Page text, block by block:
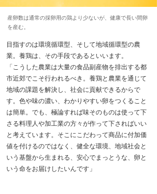
産卵数は通常の採卵用の鶏より少ないが、健康で長い間卵
を産む。
目指すのは環境循環型、そして地域循環型の農
業。養鶏は、その手段であるといいます。
「こうした農業は大量の食品副産物を排出する都
市近郊でこそ行われるべき。養鶏と農業を通じて
地域の課題を解決し、社会に貢献できるからで
す。色や味の濃い、わかりやすい卵をつくること
は簡単。でも、極論すれば味そのものは使って下
さる料理人や加工業の方々が作って下さればいい
と考えています。そこにこだわって商品に付加価
値を付けるのではなく、健全な環境、地域社会と
いう基盤から生まれる、安心でまっとうな、卵と
いう命をお届けしたいんです」